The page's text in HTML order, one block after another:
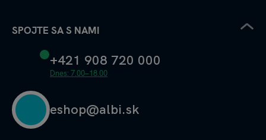
SPOJTE SA S NAMI
+421 908 720 000
Dnes: 7.00–18.00
eshop@albi.sk